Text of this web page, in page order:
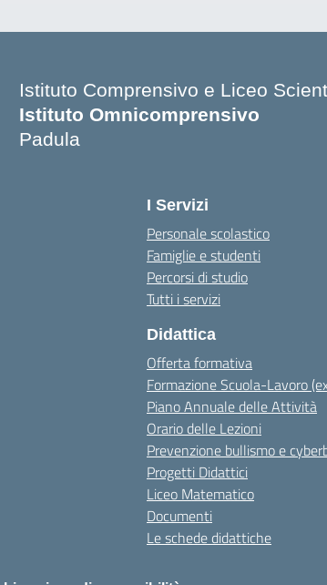
Istituto Comprensivo e Liceo
Istituto Omnicomprensivo
Padula
I Servizi
Personale scolastico
Famiglie e studenti
Percorsi di studio
Tutti i servizi
Didattica
Offerta formativa
Formazione Scuola-Lavoro
Piano Annuale delle Attività
Orario delle Lezioni
Prevenzione bullismo e
Progetti Didattici
Liceo Matematico
Documenti
Le schede didattiche